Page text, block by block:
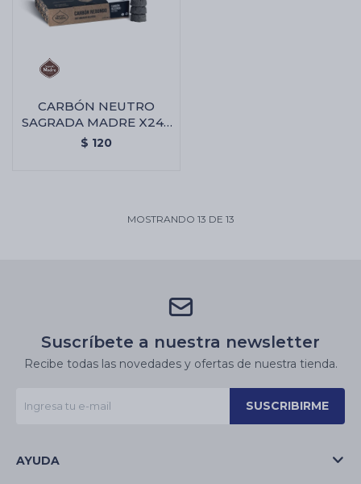
CARBÓN NEUTRO
SAGRADA MADRE X24 -
Carbón Neutro Sagrada
$ 120
MOSTRANDO 13 DE 13
Suscríbete a nuestra newsletter
Recibe todas las novedades y ofertas de nuestra tienda.
SUSCRIBIRME
AYUDA